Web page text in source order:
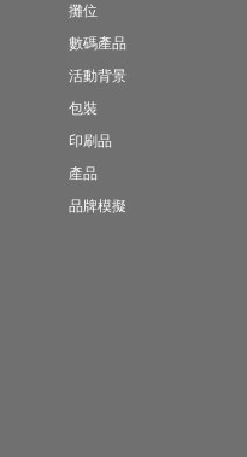
攤位
數碼產品
活動背景
包裝
印刷品
產品
品牌模擬